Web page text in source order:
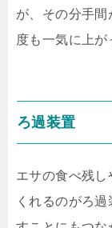
が、その分手
度も一気に上が
ろ過装置
エサの食べ残し
くれるのがろ